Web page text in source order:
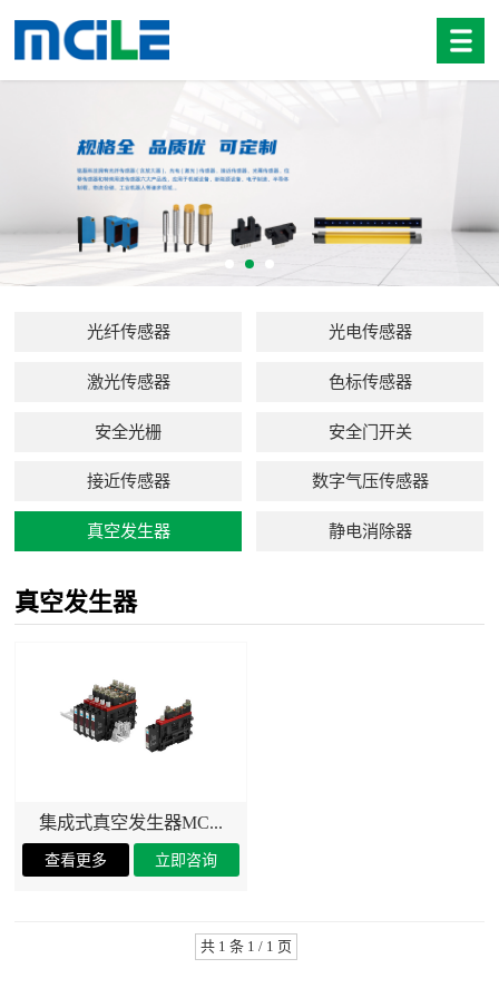
光纤传感器 光电传感器
激光传感器 色标传感器
安全光栅 安全门开关
接近传感器 数字气压传感器
真空发生器 静电消除器
真空发生器
集成式真空发生器MC...
共 1 条 1 / 1 页